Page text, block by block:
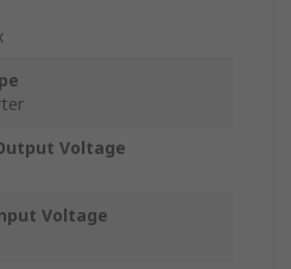
Voltage
Voltage